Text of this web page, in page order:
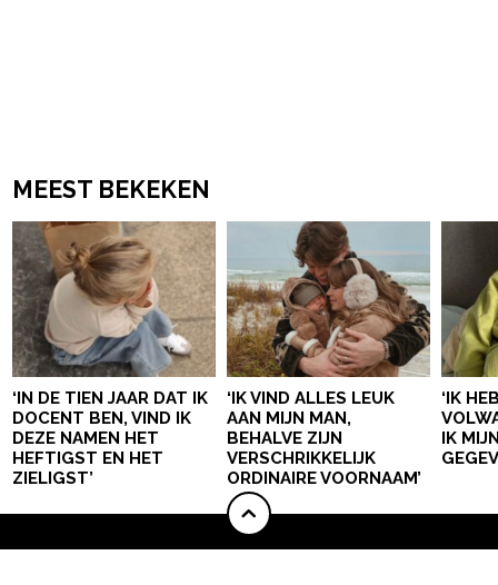
MEEST BEKEKEN
‘IN DE TIEN JAAR DAT IK
DOCENT BEN, VIND IK
DEZE NAMEN HET
HEFTIGST EN HET
ZIELIGST’
‘IK VIND ALLES LEUK
AAN MIJN MAN,
BEHALVE ZIJN
VERSCHRIKKELIJK
ORDINAIRE VOORNAAM’
‘IK
IK